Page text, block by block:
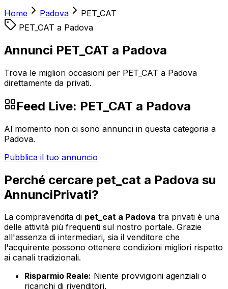
Home Padova
PET_CAT
PET_CAT a Padova
Annunci PET_CAT a Padova
Trova le migliori occasioni per PET_CAT a Padova
direttamente da privati.
Feed Live: PET_CAT a Padova
Al momento non ci sono annunci in questa categoria a
Padova.
Pubblica il tuo annuncio
Perché cercare pet_cat a Padova su
AnnunciPrivati?
La compravendita di pet_cat a Padova tra privati è una
delle attività più frequenti sul nostro portale. Grazie
all'assenza di intermediari, sia il venditore che
l'acquirente possono ottenere condizioni migliori rispetto
ai canali tradizionali.
Risparmio Reale: Niente provvigioni agenziali o
ricarichi di rivenditori.